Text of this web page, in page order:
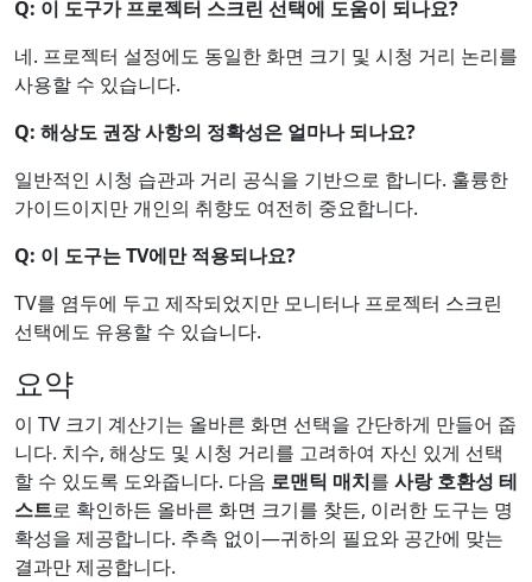
Q: 이 도구가 프로젝터 스크린 선택에 도움이 되나요?
네. 프로젝터 설정에도 동일한 화면 크기 및 시청 거리 논리를
사용할 수 있습니다.
Q: 해상도 권장 사항의 정확성은 얼마나 되나요?
일반적인 시청 습관과 거리 공식을 기반으로 합니다. 훌륭한
가이드이지만 개인의 취향도 여전히 중요합니다.
Q: 이 도구는 TV에만 적용되나요?
TV를 염두에 두고 제작되었지만 모니터나 프로젝터 스크린
선택에도 유용할 수 있습니다.
요약
이 TV 크기 계산기는 올바른 화면 선택을 간단하게 만들어 줍
니다. 치수, 해상도 및 시청 거리를 고려하여 자신 있게 선택
할 수 있도록 도와줍니다. 다음 로맨틱 매치를 사랑 호환성 테
스트로 확인하든 올바른 화면 크기를 찾든, 이러한 도구는 명
확성을 제공합니다. 추측 없이—귀하의 필요와 공간에 맞는
결과만 제공합니다.